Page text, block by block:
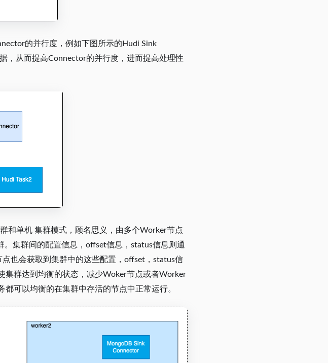
的并行度，例如下图所示的Hudi Sink
，从而提高Connector的并行度，进而提高处理性
和单机 集群模式，顾名思义，由多个Worker节点
集群间的配置信息，offset信息，status信息则通
也会获取到集群中的这些配置，offset，status信
集群达到均衡的状态，减少Woker节点或者Worker
可以均衡的在集群中存活的节点中正常运行。